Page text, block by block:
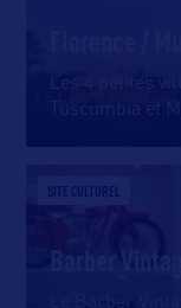
SITE CULTUREL
Barber
Le Barber